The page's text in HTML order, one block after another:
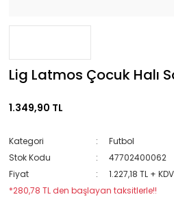
Lig Latmos Çocuk Halı
1.349,90 TL
Kategori
Futbol
Stok Kodu
47702400062
Fiyat
1.227,18 TL + KDV
*280,78 TL den başlayan taksitlerle!!